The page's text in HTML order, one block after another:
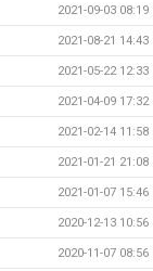
2021-09-03 08:19
2021-08-21 14:43
2021-05-22 12:33
2021-04-09 17:32
2021-02-14 11:58
2021-01-21 21:08
2021-01-07 15:46
2020-12-13 10:56
2020-11-07 08:56